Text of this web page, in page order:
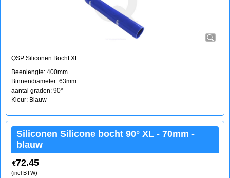
QSP Siliconen Bocht XL
Beenlengte: 400mm
Binnendiameter: 63mm
aantal graden: 90°
Kleur: Blauw
Siliconen Silicone bocht 90° XL - 70mm -
blauw
€72.45
(incl BTW)